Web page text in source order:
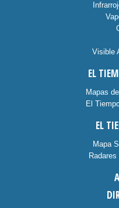
Visible
EL
Mapas
El
EL
Mapa